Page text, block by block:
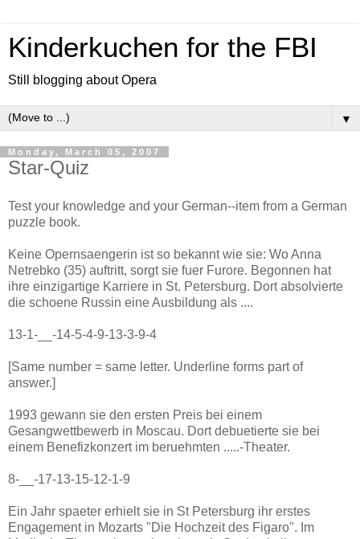
Kinderkuchen for the FBI
Still blogging about Opera
▼
Monday, March 05, 2007
Star-Quiz
Test your knowledge and your German--item from a German
puzzle book.
Keine Opernsaengerin ist so bekannt wie sie: Wo Anna
Netrebko (35) auftritt, sorgt sie fuer Furore. Begonnen hat
ihre einzigartige Karriere in St. Petersburg. Dort absolvierte
die schoene Russin eine Ausbildung als ....
13-1-__-14-5-4-9-13-3-9-4
[Same number = same letter. Underline forms part of
answer.]
1993 gewann sie den ersten Preis bei einem
Gesangwettbewerb in Moscau. Dort debuetierte sie bei
einem Benefizkonzert im beruehmten .....-Theater.
8-__-17-13-15-12-1-9
Ein Jahr spaeter erhielt sie in St Petersburg ihr erstes
Engagement in Mozarts "Die Hochzeit des Figaro". Im